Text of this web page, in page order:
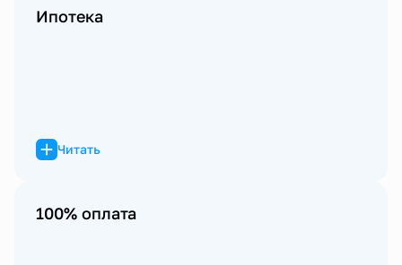
Ипотека
Читать
100% оплата